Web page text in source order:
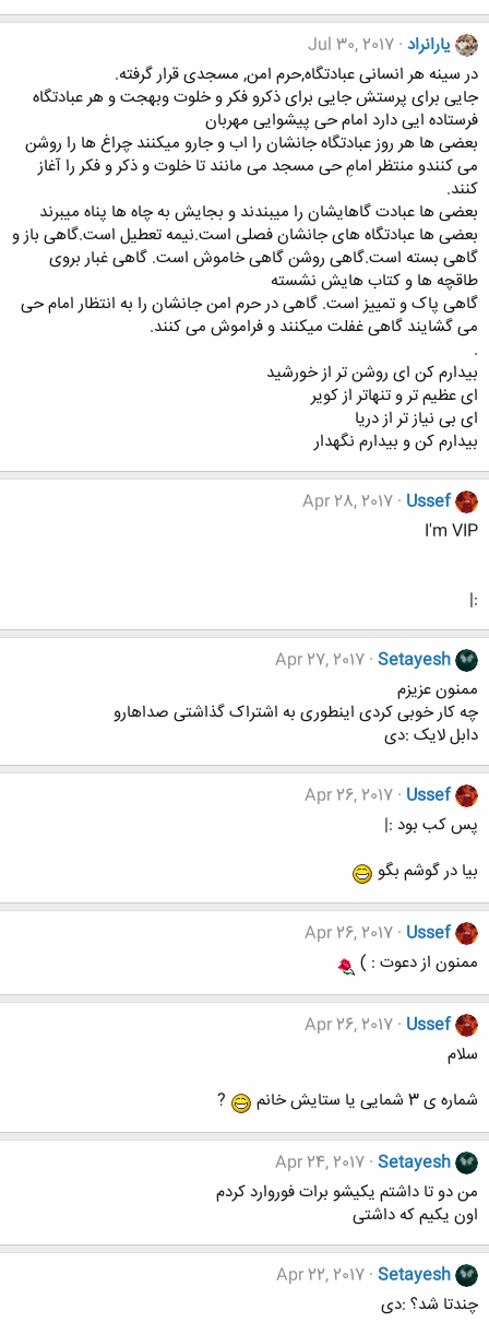
یارانراد Jul 30, 2017
در سینه هر انسانی عبادتگاه,حرم امن, مسجدی قرار گرفته.
جایی برای پرستش جایی برای ذکرو فکر و خلوت وبهجت و هر عبادتگاه
فرستاده ایی دارد امام حی پیشوایی مهربان
بعضی ها هر روز عبادتگاه جانشان را اب و جارو میکنند چراغ ها را روشن
می کنندو منتظر امامِ حی مسجد می مانند تا خلوت و ذکر و فکر را آغاز
کنند.
بعضی ها عبادت گاهایشان را میبندند و بجایش به چاه ها پناه میبرند
بعضی ها عبادتگاه های جانشان فصلی است.نیمه تعطیل است.گاهی باز و
گاهی بسته است.گاهی روشن گاهی خاموش است. گاهی غبار بروی
طاقچه ها و کتاب هایش نشسته
گاهی پاک و تمییز است. گاهی در حرم امن جانشان را به انتظار امام حی
می گشایند گاهی غفلت میکنند و فراموش می کنند.
.
بیدارم کن ای روشن تر از خورشید
ای عظیم تر و تنهاتر از کویر
ای بی نیاز تر از دریا
بیدارم کن و بیدارم نگهدار
Ussef
Apr 28, 2017
I'm VIP
:|
Setayesh
Apr 27, 2017
ممنون عزیزم
چه کار خوبی کردی اینطوری به اشتراک گذاشتی صداهارو
دابل لایک :دی
Ussef
Apr 26, 2017
پس کب بود :|
بیا در گوشم بگو
Ussef
Apr 26, 2017
ممنون از دعوت : )
Ussef
Apr 26, 2017
سلام
شماره ی 3 شمایی یا ستایش خانم
?
Setayesh
Apr 24, 2017
من دو تا داشتم یکیشو برات فوروارد کردم
اون یکیم که داشتی
Setayesh
Apr 22, 2017
چندتا شد؟ :دی